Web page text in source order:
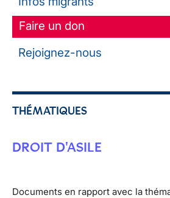
Faire un don
Rejoignez-nous
THÉMATIQUES
DROIT D'ASILE
Documents en rapport avec la